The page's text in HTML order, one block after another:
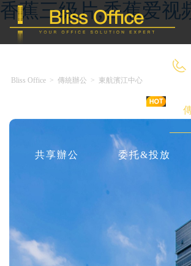
香蕉三级片,香蕉爱视
共享辦公 委托&投放
Bliss Office > 傳統辦公 > 東航濱江中心